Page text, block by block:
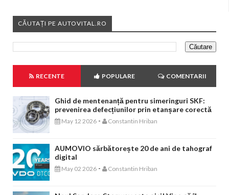
CĂUTAȚI PE AUTOVITAL.RO
RECENTE POPULARE COMENTARII
Ghid de mentenanță pentru simeringuri SKF:
prevenirea defecțiunilor prin etanșare corectă
May 12 2026 - Constantin Hriban
AUMOVIO sărbătorește 20 de ani de tahograf
digital
May 02 2026 - Constantin Hriban